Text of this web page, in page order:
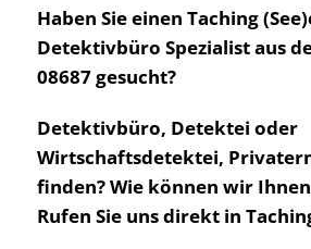
Haben Sie einen Taching
Detektivbüro Spezialist aus
08687 gesucht?
Detektivbüro, Detektei oder
Wirtschaftsdetektei,
finden? Wie können wir
Rufen Sie uns direkt in